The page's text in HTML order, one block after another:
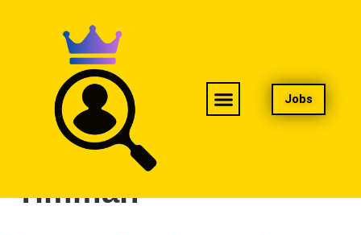
Jobs
Auteur:Danielle
Timman